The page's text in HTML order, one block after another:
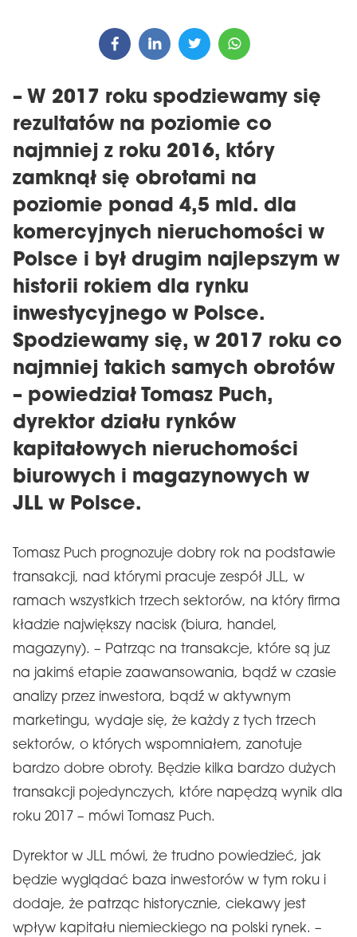
– W 2017 roku spodziewamy się
rezultatów na poziomie co
najmniej z roku 2016, który
zamknął się obrotami na
poziomie ponad 4,5 mld. dla
komercyjnych nieruchomości w
Polsce i był drugim najlepszym w
historii rokiem dla rynku
inwestycyjnego w Polsce.
Spodziewamy się, w 2017 roku co
najmniej takich samych obrotów
– powiedział Tomasz Puch,
dyrektor działu rynków
kapitałowych nieruchomości
biurowych i magazynowych w
JLL w Polsce.
Tomasz Puch prognozuje dobry rok na podstawie
transakcji, nad którymi pracuje zespół JLL, w
ramach wszystkich trzech sektorów, na który firma
kładzie największy nacisk (biura, handel,
magazyny). – Patrząc na transakcje, które są juz
na jakimś etapie zaawansowania, bądź w czasie
analizy przez inwestora, bądź w aktywnym
marketingu, wydaje się, że każdy z tych trzech
sektorów, o których wspomniałem, zanotuje
bardzo dobre obroty. Będzie kilka bardzo dużych
transakcji pojedynczych, które napędzą wynik dla
roku 2017 – mówi Tomasz Puch.
Dyrektor w JLL mówi, że trudno powiedzieć, jak
będzie wyglądać baza inwestorów w tym roku i
dodaje, że patrząc historycznie, ciekawy jest
wpływ kapitału niemieckiego na polski rynek. –